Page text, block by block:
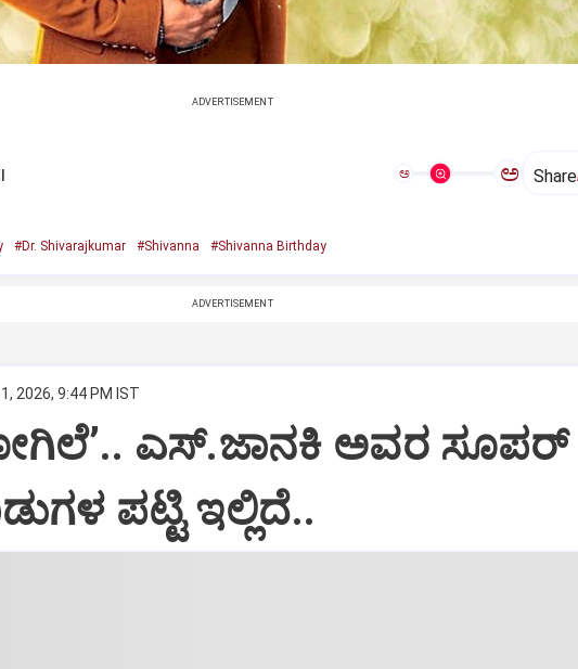
ADVERTISEMENT
ಅ ಅ Share
#Dr. Shivarajkumar #Shivanna #Shivanna Birthday
ADVERTISEMENT
2026, 9:44 PM IST
ಎಸ್.ಜಾನಕಿ ಅವರ ಸೂಪರ್‌
ಪಟ್ಟಿ ಇಲ್ಲಿದೆ..